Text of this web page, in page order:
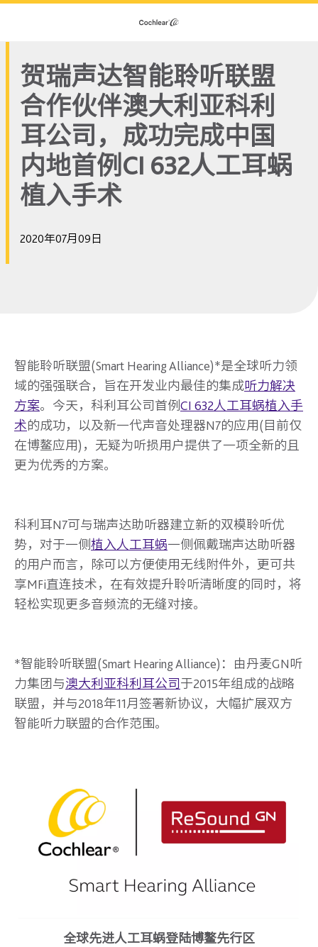
贺瑞声达智能聆听联盟
合作伙伴澳大利亚科利
耳公司，成功完成中国
内地首例CI 632人工耳蜗
植入手术
2020年07月09日
智能聆听联盟(Smart Hearing Alliance)*是全球听力领
域的强强联合，旨在开发业内最佳的集成听力解决
方案。今天，科利耳公司首例CI 632人工耳蜗植入手
术的成功，以及新一代声音处理器N7的应用(目前仅
在博鳌应用)，无疑为听损用户提供了一项全新的且
更为优秀的方案。
科利耳N7可与瑞声达助听器建立新的双模聆听优
势，对于一侧植入人工耳蜗一侧佩戴瑞声达助听器
的用户而言，除可以方便使用无线附件外，更可共
享MFi直连技术，在有效提升聆听清晰度的同时，将
轻松实现更多音频流的无缝对接。
*智能聆听联盟(Smart Hearing Alliance)：由丹麦GN听
力集团与澳大利亚科利耳公司于2015年组成的战略
联盟，并与2018年11月签署新协议，大幅扩展双方
智能听力联盟的合作范围。
全球先进人工耳蜗登陆博鳌先行区